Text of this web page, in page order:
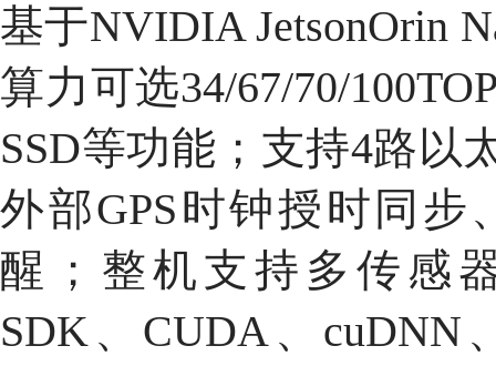
基于NVIDIA JetsonOrin
算力可选34/67/70/
SSD等功能；支持4路以
外部GPS时钟授时同步
醒；整机支持多传感
SDK、CUDA、cuDNN